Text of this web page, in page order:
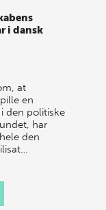
i dansk
at
en
den politiske
har
den